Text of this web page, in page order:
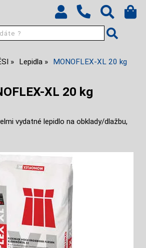
Lepidla MONOFLEX-XL 20 kg
XL 20 kg
vydatné lepidlo na obklady/dlažbu,